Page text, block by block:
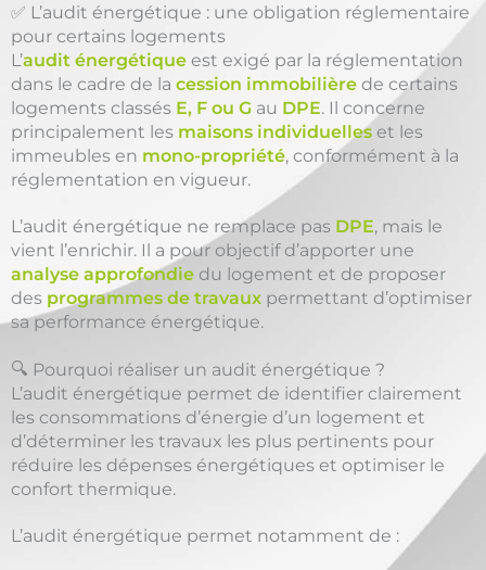
✅ L’audit énergétique : une obligation réglementaire
pour certains logements
L’audit énergétique est exigé par la réglementation
dans le cadre de la cession immobilière de certains
logements classés E, F ou G au DPE. Il concerne
principalement les maisons individuelles et les
immeubles en mono-propriété, conformément à la
réglementation en vigueur.
L’audit énergétique ne remplace pas DPE, mais le
vient l’enrichir. Il a pour objectif d’apporter une
analyse approfondie du logement et de proposer
des programmes de travaux permettant d’optimiser
sa performance énergétique.
🔍 Pourquoi réaliser un audit énergétique ?
L’audit énergétique permet de identifier clairement
les consommations d’énergie d’un logement et
d’déterminer les travaux les plus pertinents pour
réduire les dépenses énergétiques et optimiser le
confort thermique.
L’audit énergétique permet notamment de :